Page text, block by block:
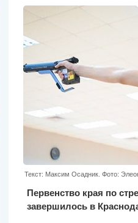
Текст: Максим Осадник. Фото:
Первенство края по
завершилось в